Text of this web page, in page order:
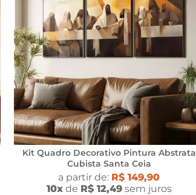
Kit Quadro Decorativo Pintura Abstrata
Cubista Santa Ceia
a partir de: R$ 149,90
10xde R$ 12,49sem juros